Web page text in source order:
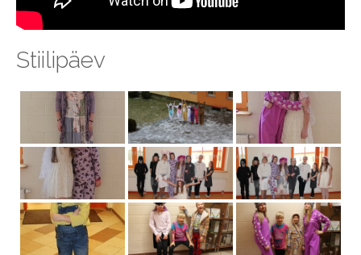
Stiilipäev